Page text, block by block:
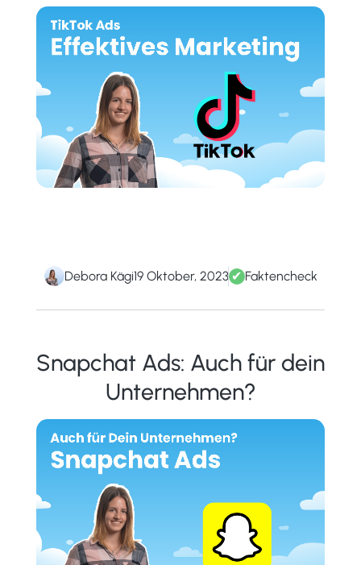
Snapchat Ads: Auch für dein
Unternehmen?
Debora Kägi19 Oktober, 2023 ✔ Faktencheck